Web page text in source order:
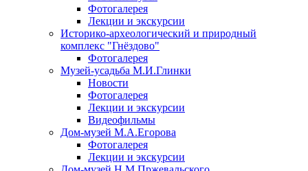
Фотогалерея
Лекции и экскурсии
Историко-археологический и природный
комплекс "Гнёздово"
Фотогалерея
Музей-усадьба М.И.Глинки
Новости
Фотогалерея
Лекции и экскурсии
Видеофильмы
Дом-музей М.А.Егорова
Фотогалерея
Лекции и экскурсии